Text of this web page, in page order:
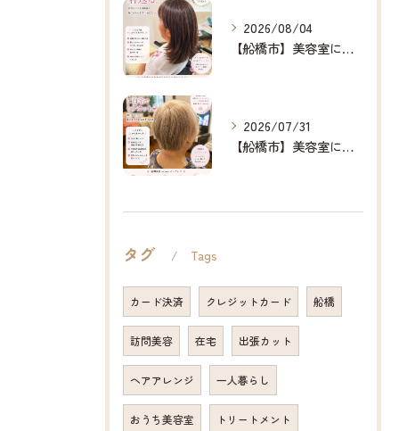
2026/08/04
【船橋市】美容室に行けない…をなくしたい✂️✨
2026/07/31
【船橋市】美容室に行けない…をなくしたい✂️✨
タグ Tags
カード決済 クレジットカード 船橋
訪問美容 在宅 出張カット
ヘアアレンジ 一人暮らし
おうち美容室 トリートメント